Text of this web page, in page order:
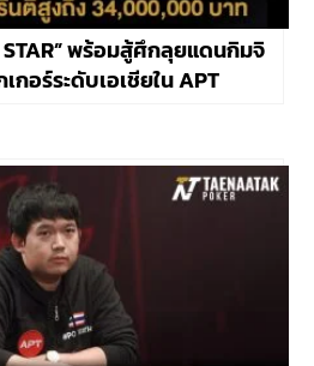
STAR” พร้อมสู้ศึกลุยแดนกิมจิ
อร์ระดับเอเชียใน APT